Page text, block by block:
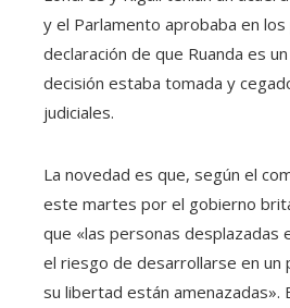
y el Parlamento aprobaba en
declaración de que Ruanda es
decisión estaba tomada y
judiciales.
La novedad es que, según el
este martes por el gobierno
que «las personas desplazadas
el riesgo de desarrollarse en un
su libertad están amenazadas».